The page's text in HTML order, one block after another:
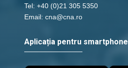
Tel: +40 (0)21 305 5350
Email: cna@cna.ro
Aplicația pentru smartphone